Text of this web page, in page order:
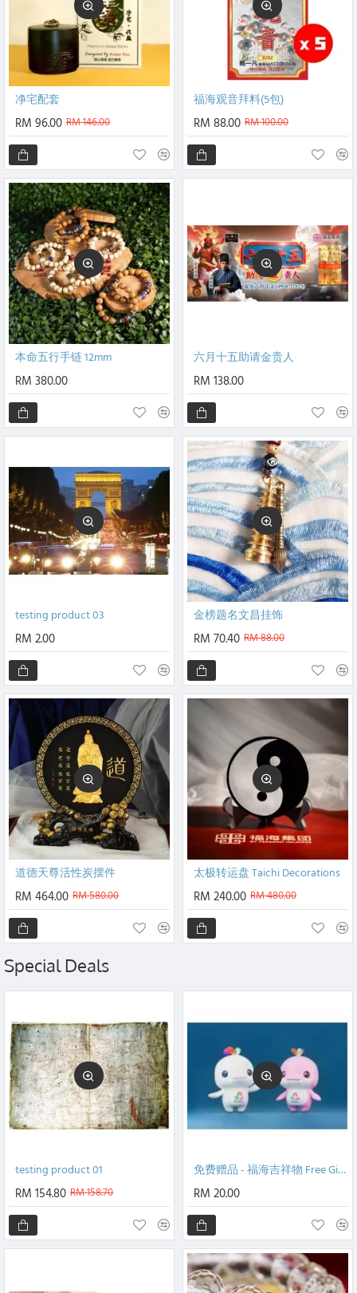
净宅配套
RM 96.00 RM 146.00
福海观音拜料(5包)
RM 88.00 RM 100.00
本命五行手链 12mm
RM 380.00
六月十五助请金贵人
RM 138.00
testing product 03
RM 2.00
金榜题名文昌挂饰
RM 70.40 RM 88.00
道德天尊活性炭摆件
RM 464.00 RM 580.00
太极转运盘 Taichi Decorations
RM 240.00 RM 480.00
Special Deals
testing product 01
RM 154.80 RM 158.70
免费赠品 - 福海吉祥物 Free Gifts - MyFengShui Mascot
RM 20.00